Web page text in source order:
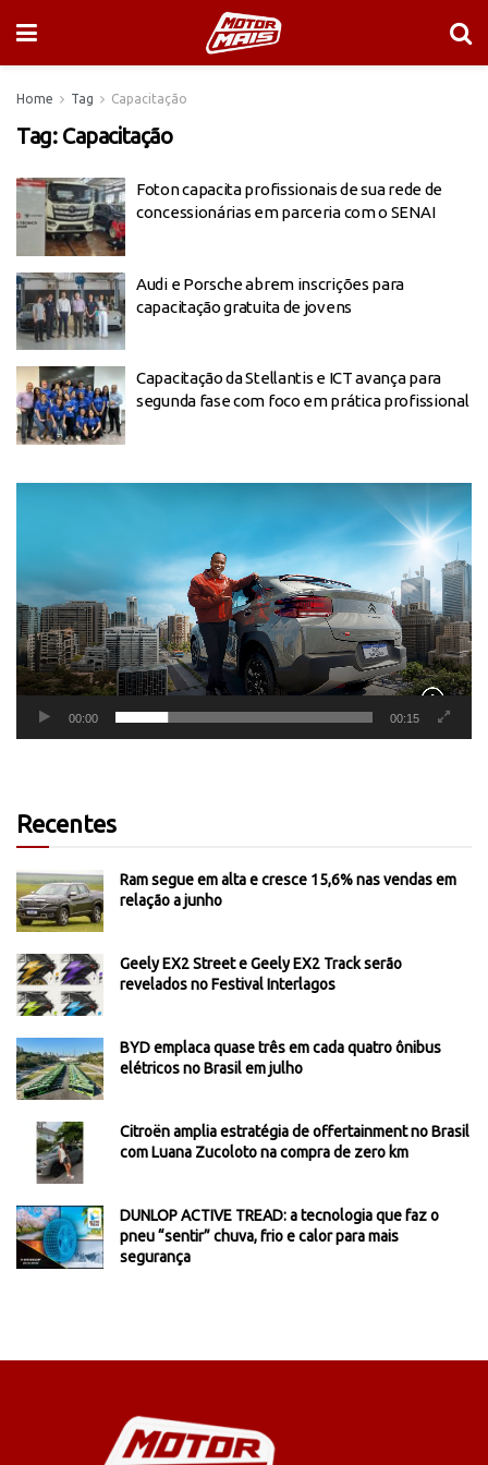
Home Tag Capacitação
Tag: Capacitação
Foton capacita profissionais de sua rede de
concessionárias em parceria com o SENAI
Audi e Porsche abrem inscrições para
capacitação gratuita de jovens
Capacitação da Stellantis e ICT avança para
segunda fase com foco em prática profissional
00:00 00:15
Recentes
Ram segue em alta e cresce 15,6% nas vendas em
relação a junho
Geely EX2 Street e Geely EX2 Track serão
revelados no Festival Interlagos
BYD emplaca quase três em cada quatro ônibus
elétricos no Brasil em julho
Citroën amplia estratégia de offertainment no Brasil
com Luana Zucoloto na compra de zero km
DUNLOP ACTIVE TREAD: a tecnologia que faz o
pneu “sentir” chuva, frio e calor para mais
segurança